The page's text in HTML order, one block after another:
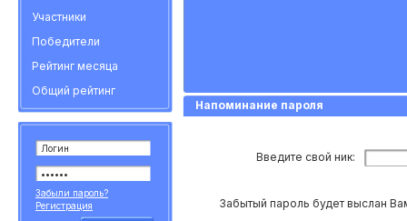
Участники
Победители
Рейтинг месяца
Общий рейтинг
Забыли пароль?
Регистрация
Напоминание пароля
Введите свой ник:
Забытый пароль будет выслан